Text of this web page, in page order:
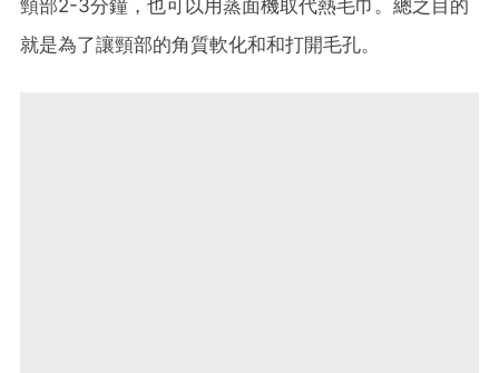
頸部2-3分鐘，也可以用蒸面機取代熱毛巾。總之目的
就是為了讓頸部的角質軟化和和打開毛孔。